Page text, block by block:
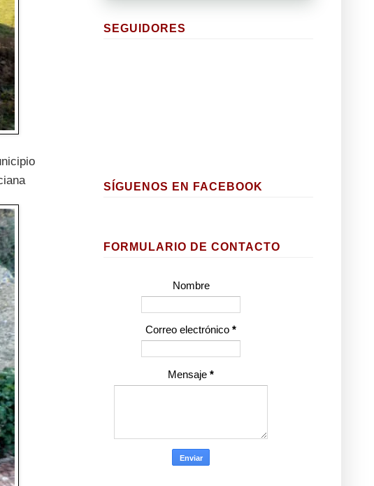
SEGUIDORES
SÍGUENOS EN FACEBOOK
FORMULARIO DE CONTACTO
Nombre
Correo electrónico *
Mensaje *